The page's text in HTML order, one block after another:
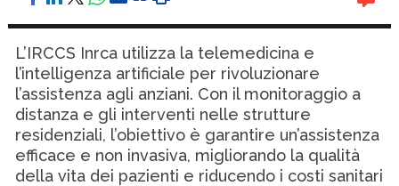
L’IRCCS Inrca utilizza la telemedicina e
l’intelligenza artificiale per rivoluzionare
l’assistenza agli anziani. Con il monitoraggio a
distanza e gli interventi nelle strutture
residenziali, l’obiettivo è garantire un’assistenza
efficace e non invasiva, migliorando la qualità
della vita dei pazienti e riducendo i costi sanitari